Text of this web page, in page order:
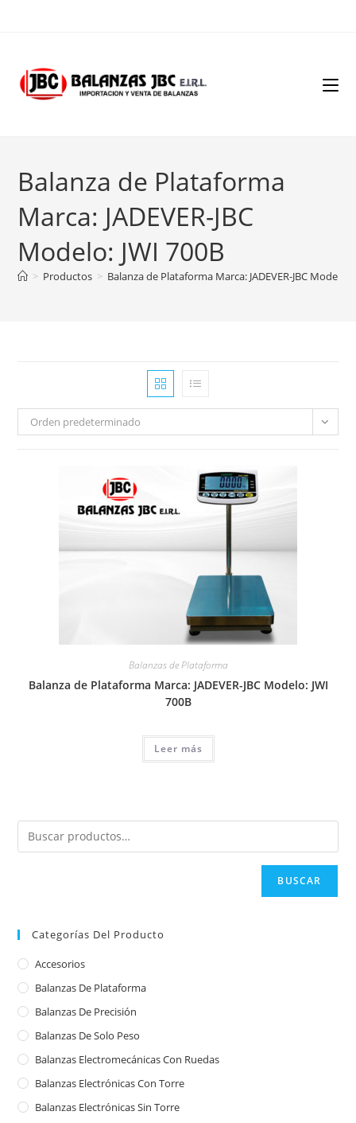
Balanza de Plataforma
Marca: JADEVER-JBC
Modelo: JWI 700B
> Productos > Balanza de Plataforma Marca: JADEVER-JBC Modelo:
Orden predeterminado
Balanzas de Plataforma
Balanza de Plataforma Marca: JADEVER-JBC Modelo: JWI
700B
Leer más
BUSCAR
Categorías Del Producto
Accesorios
Balanzas De Plataforma
Balanzas De Precisión
Balanzas De Solo Peso
Balanzas Electromecánicas Con Ruedas
Balanzas Electrónicas Con Torre
Balanzas Electrónicas Sin Torre